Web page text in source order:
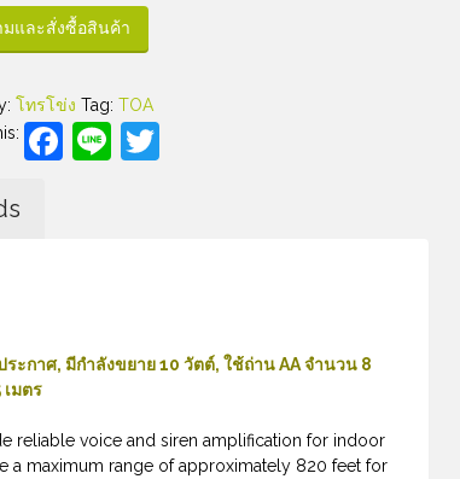
มและสั่งซื้อสินค้า
โทรโข่ง Tag: TOA
Facebook
LineTwitter
ะกาศ, มีกำลังขยาย 10 วัตต์, ใช้ถ่าน AA จำนวน 8
เมตร
reliable voice and siren amplification for indoor
maximum range of approximately 820 feet for